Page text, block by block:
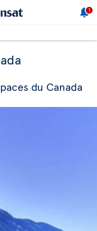
1
du Canada